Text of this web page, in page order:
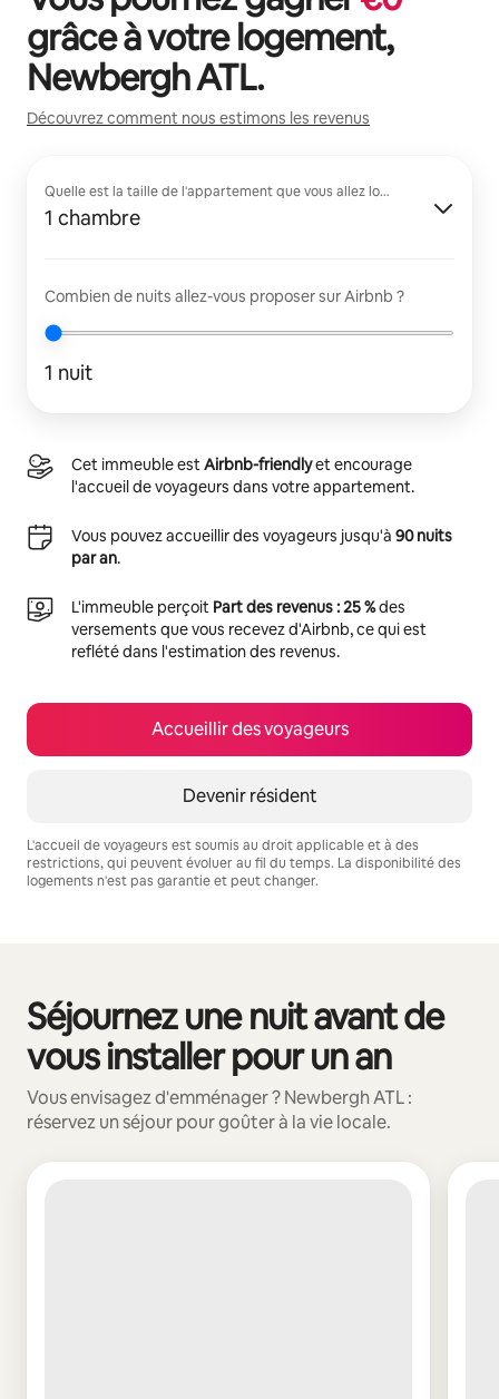
grâce à votre logement,
Newbergh ATL.
Découvrez comment nous estimons les revenus
Quelle est la taille de l'appartement que vous allez louer ?
1 chambre
Combien de nuits allez-vous proposer sur Airbnb ?
1 nuit
Cet immeuble estAirbnb-friendlyet encourage
l'accueil de voyageurs dans votre appartement.
Vous pouvez accueillir des voyageurs jusqu'à 90 nuits
par an.
L'immeuble perçoit Part des revenus : 25 %des
versements que vous recevez d'Airbnb, ce qui est
reflété dans l'estimation des revenus.
Accueillir des voyageurs
Devenir résident
L'accueil de voyageurs est soumis au droit applicable et à des
restrictions, qui peuvent évoluer au fil du temps. La disponibilité des
logements n'est pas garantie et peut changer.
Séjournez une nuit avant de
vous installer pour un an
Vous envisagez d'emménager ? Newbergh ATL :
réservez un séjour pour goûter à la vie locale.
0 sur 0 élément visible